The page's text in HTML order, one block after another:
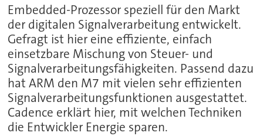
Embedded-Prozessor speziell für den Markt
der digitalen Signalverarbeitung entwickelt.
Gefragt ist hier eine effiziente, einfach
einsetzbare Mischung von Steuer- und
Signalverarbeitungsfähigkeiten. Passend dazu
hat ARM den M7 mit vielen sehr effizienten
Signalverarbeitungsfunktionen ausgestattet.
Cadence erklärt hier, mit welchen Techniken
die Entwickler Energie sparen.